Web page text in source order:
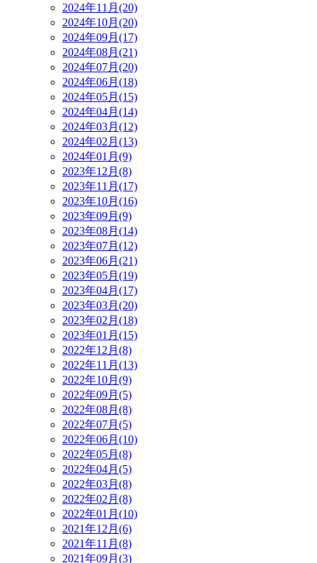
2024年11月(20)
2024年10月(20)
2024年09月(17)
2024年08月(21)
2024年07月(20)
2024年06月(18)
2024年05月(15)
2024年04月(14)
2024年03月(12)
2024年02月(13)
2024年01月(9)
2023年12月(8)
2023年11月(17)
2023年10月(16)
2023年09月(9)
2023年08月(14)
2023年07月(12)
2023年06月(21)
2023年05月(19)
2023年04月(17)
2023年03月(20)
2023年02月(18)
2023年01月(15)
2022年12月(8)
2022年11月(13)
2022年10月(9)
2022年09月(5)
2022年08月(8)
2022年07月(5)
2022年06月(10)
2022年05月(8)
2022年04月(5)
2022年03月(8)
2022年02月(8)
2022年01月(10)
2021年12月(6)
2021年11月(8)
2021年09月(3)